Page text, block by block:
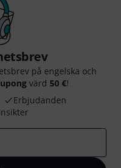
på engelska och
värd 50 €!
Erbjudanden